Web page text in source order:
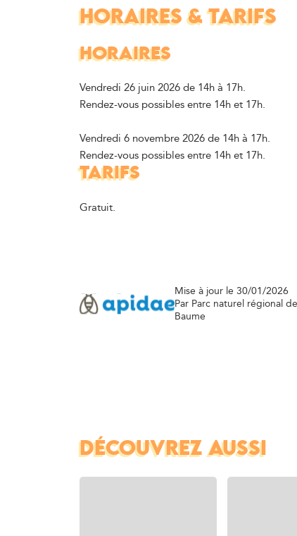
HORAIRES & TARIFS
HORAIRES
Vendredi 26 juin 2026 de 14h à 17h.
Rendez-vous possibles entre 14h et 17h.
Vendredi 6 novembre 2026 de 14h à 17h.
Rendez-vous possibles entre 14h et 17h.
TARIFS
Gratuit.
Mise à jour le 30/01/2026
Par Parc naturel régional
Baume
DÉCOUVREZ AUSSI